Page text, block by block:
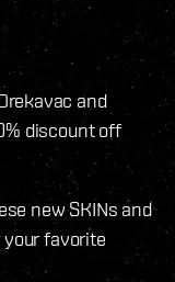
and
discount off
new SKINs and
favorite